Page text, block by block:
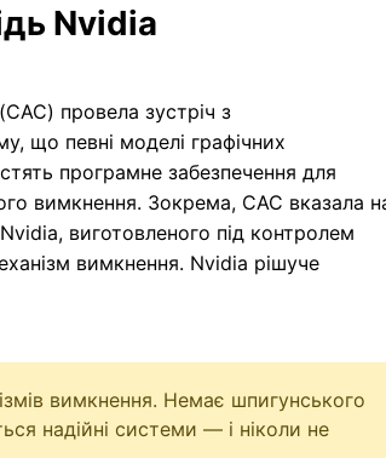
Nvidia
провела зустріч з
що певні моделі графічних
програмне забезпечення для
вимкнення. Зокрема, CAC вказала
виготовленого під контролем
вимкнення. Nvidia рішуче
вимкнення. Немає шпигунського
надійні системи — і ніколи не